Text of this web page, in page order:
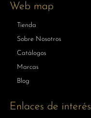
Web map
Tienda
Sobre Nosotros
Catálogos
Marcas
Blog
Enlaces de interés